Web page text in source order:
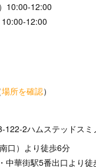
10:00-12:00
12:00
場所を確認）
122-2ハムステッドスミ
口）より徒歩6分
中華街駅5番出口より徒